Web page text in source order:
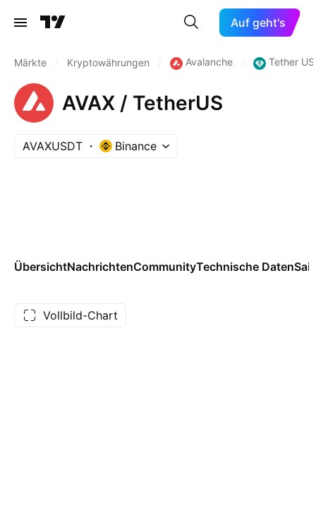
Auf geht's
Märkte Kryptowährungen Avalanche Tether
AVAX / TetherUS
AVAXUSDT Binance
ÜbersichtNachrichtenCommunityTechnische Daten
Vollbild-Chart